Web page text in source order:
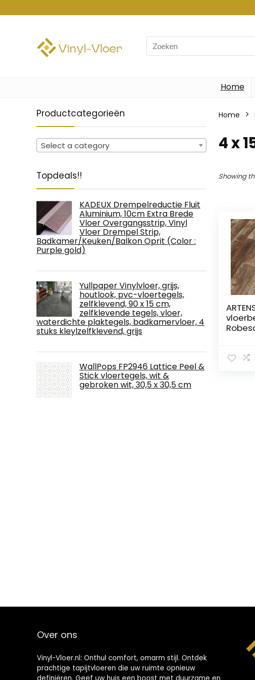
Search
for:
Home
Productcategorieën
Select a category
Topdeals!!
KADEUX Drempelreductie Fluit
Aluminium, 10cm Extra Brede
Vloer Overgangsstrip, Vinyl
Vloer Drempel Strip,
Badkamer/Keuken/Balkon Oprit (Color :
Purple gold)
Yullpaper Vinylvloer, grijs,
houtlook, pvc-vloertegels,
zelfklevend, 90 x 15 cm,
zelfklevende tegels, vloer,
waterdichte plaktegels, badkamervloer, 4
stuks kleylzelfklevend, grijs
WallPops FP2946 Lattice Peel &
Stick vloertegels, wit &
gebroken wit, 30,5 x 30,5 cm
Home
‎4 x
Showing
vloer
Over ons
Vinyl-Vloer.nl: Onthul comfort, omarm stijl. Ontdek
prachtige tapijtvloeren die uw ruimte opnieuw